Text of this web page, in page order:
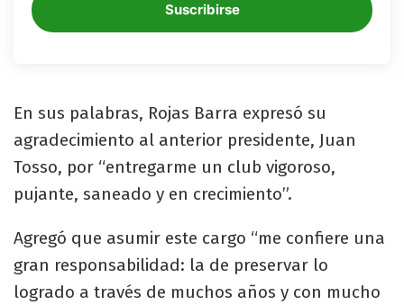
Suscribirse
En sus palabras, Rojas Barra expresó su
agradecimiento al anterior presidente, Juan
Tosso, por “entregarme un club vigoroso,
pujante, saneado y en crecimiento”.
Agregó que asumir este cargo “me confiere una
gran responsabilidad: la de preservar lo
logrado a través de muchos años y con mucho